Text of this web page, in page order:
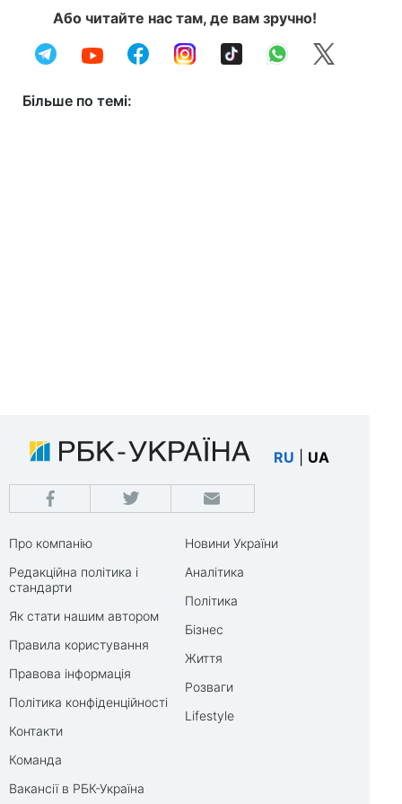
Або читайте нас там, де вам зручно!
Більше по темі:
RU UA
Про компанію
Редакційна політика і
стандарти
Як стати нашим автором
Правила користування
Правова інформація
Політика конфіденційності
Контакти
Команда
Вакансії в РБК-Україна
Новини України
Аналітика
Політика
Бізнес
Життя
Розваги
Lifestyle